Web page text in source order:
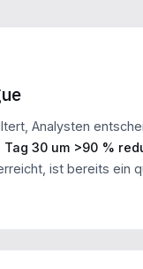
Analysten
Tag 30 um >90 %
ist bereits ein